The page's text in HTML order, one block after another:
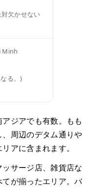
欠かせない
Minh
る。)
ジアでも有数。もも
周辺のデタム通りや
アに含まれます。
サージ店、雑貨店な
が揃ったエリア。バ